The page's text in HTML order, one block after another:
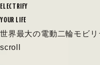
ELECTRIFY
YOUR LIFE
世界最大の電動二輪モビリ
scroll